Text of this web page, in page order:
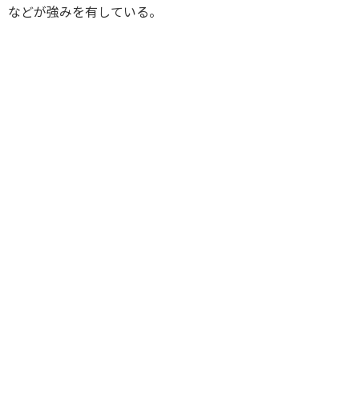
などが強みを有している。